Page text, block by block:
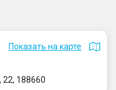
Показать на карте
22, 188660